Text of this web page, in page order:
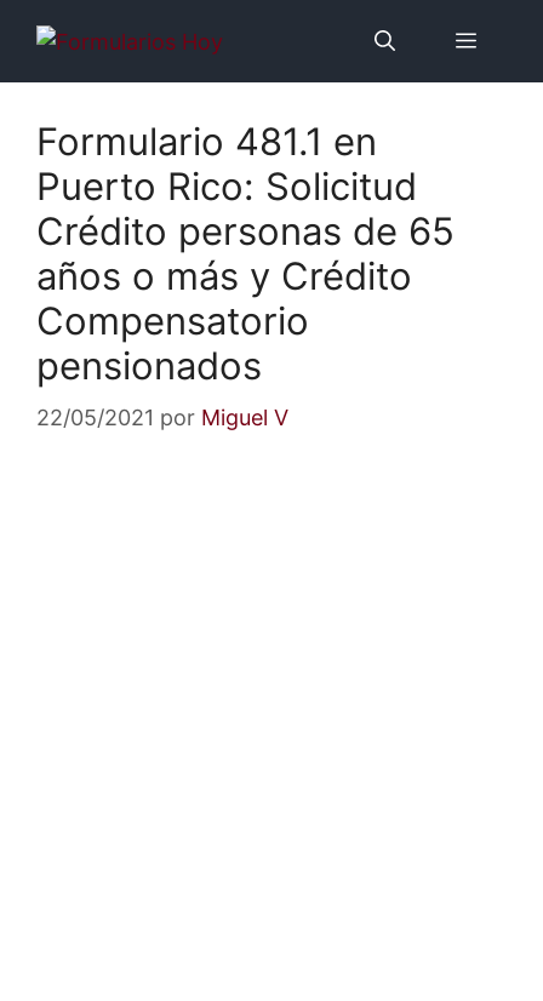
contenido
Menú
Formulario 481.1 en
Puerto Rico: Solicitud
Crédito personas de 65
años o más y Crédito
Compensatorio
pensionados
22/05/2021 por Miguel V